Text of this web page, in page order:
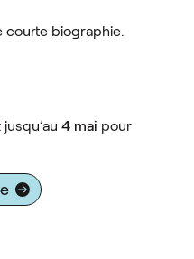
courte biographie.
4 mai pour